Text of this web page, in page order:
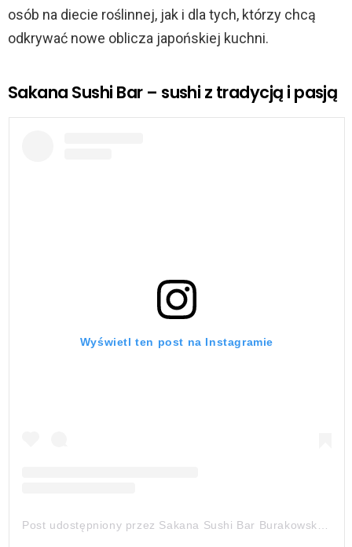
osób na diecie roślinnej, jak i dla tych, którzy chcą
odkrywać nowe oblicza japońskiej kuchni.
Sakana Sushi Bar – sushi z tradycją i pasją
Wyświetl ten post na Instagramie